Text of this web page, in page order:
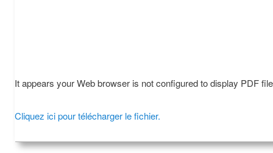
It appears your Web browser is not configured to display PDF
Cliquez ici pour télécharger le fichier.